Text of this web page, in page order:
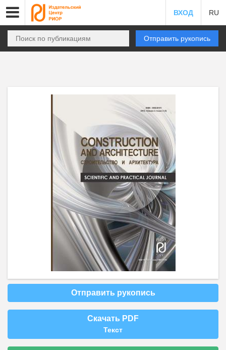
ВХОД RU
Отправить рукопись
Отправить рукопись
Скачать PDF
Текст